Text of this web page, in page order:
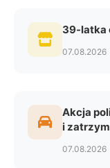
39-latka
07.08.2026
Akcja
i
07.08.2026